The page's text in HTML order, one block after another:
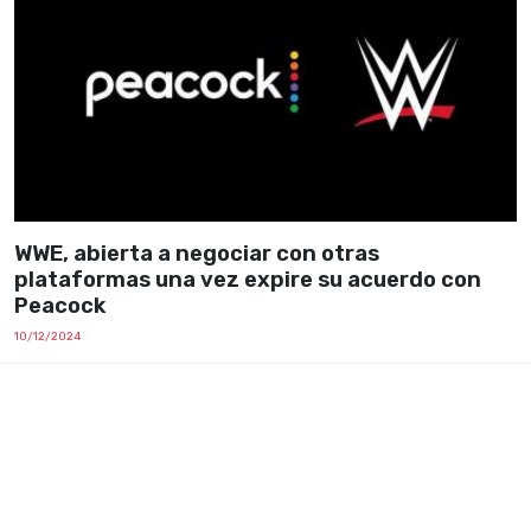
WWE, abierta a negociar con otras
plataformas una vez expire su acuerdo con
Peacock
10/12/2024